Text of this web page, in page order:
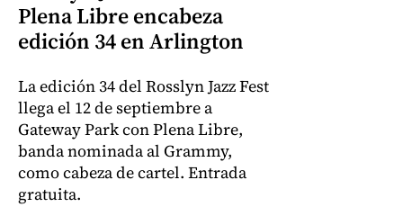
Plena Libre encabeza
edición 34 en Arlington
La edición 34 del Rosslyn Jazz Fest
llega el 12 de septiembre a
Gateway Park con Plena Libre,
banda nominada al Grammy,
como cabeza de cartel. Entrada
gratuita.